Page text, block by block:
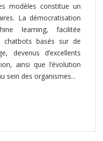
modèles constitue un
La démocratisation
learning, facilitée
chatbots basés sur de
devenus d’excellents
ainsi que l’évolution
sein des organismes...